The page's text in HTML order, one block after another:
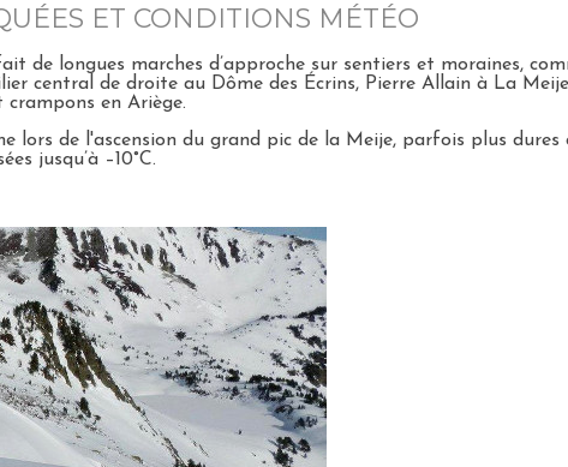
ET CONDITIONS MÉTÉO
de longues marches d’approche sur sentiers et moraines,
central de droite au Dôme des Écrins, Pierre Allain à La
en Ariège.
lors de l'ascension du grand pic de la Meije, parfois plus dures
jusqu’à –10°C.